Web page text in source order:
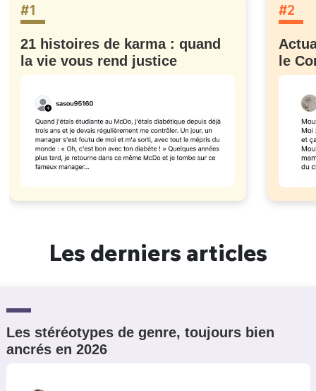
#1
21 histoires de karma : quand
la vie vous rend justice
#2
le
Les derniers articles
Les stéréotypes de genre, toujours bien
ancrés en 2026